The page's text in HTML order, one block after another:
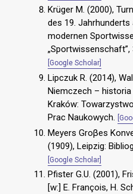
Krüger M. (2000),
des 19.
modernen
„Sportwissenschaft”,
[Google Scholar]
Lipczuk R. (2014),
Niemczech –
Kraków:
Prac Naukowych.
Meyers Groβes
(1909), Leipzig:
[Google Scholar]
Pfister G.U. (2001),
[w:] E. François, H.